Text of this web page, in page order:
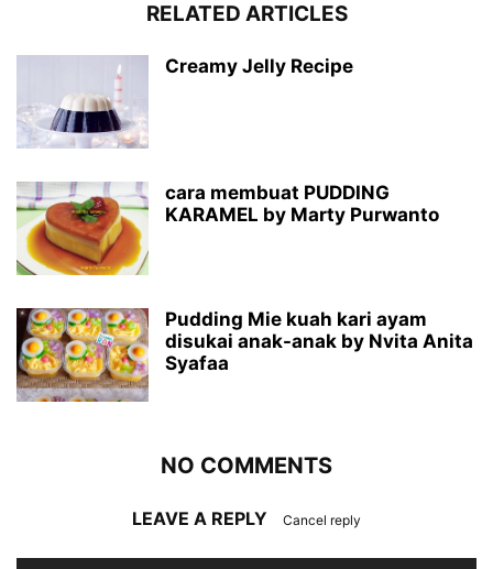
RELATED ARTICLES
Creamy Jelly Recipe
cara membuat PUDDING
KARAMEL by Marty Purwanto
Pudding Mie kuah kari ayam
disukai anak-anak by Nvita Anita
Syafaa
NO COMMENTS
LEAVE A REPLY Cancel reply